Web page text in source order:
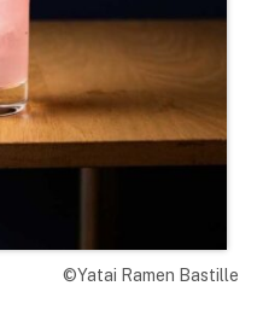
©Yatai Ramen Bastille